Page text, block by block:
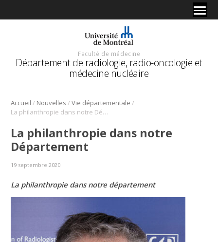
Faculté de médecine
Département de radiologie, radio-oncologie et
médecine nucléaire
Accueil / Nouvelles /Vie départementale /
La philanthropie dans notre Département
La philanthropie dans notre
Département
19 septembre 2020
La philanthropie dans notre département